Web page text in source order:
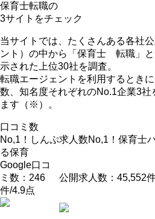
保育士転職の
3サイト をチェック
当サイトでは、たくさんある各社
ント）の中から「保育士 転職」
示された上位30社を調査。
転職エージェントを利用するとき
数、知名度それぞれのNo.1企業3
ます（※）。
口コミ数
No,1！ しんぷ
る保育
求人数No,1！ 保育士
Google口コ
ミ数：246
件/4.9点
公開求人数：45,552